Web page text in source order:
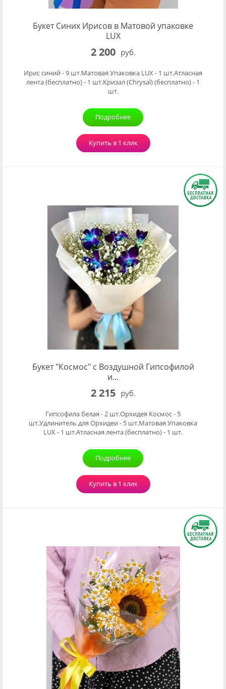
Букет Синих Ирисов в Матовой упаковке
LUX
2 200 руб.
Ирис синий - 9 шт.Матовая Упаковка LUX - 1 шт.Атласная
лента (бесплатно) - 1 шт.Кризал (Chrysal) (бесплатно) - 1
шт.
Подробнее
Купить в 1 клик
Букет "Космос" с Воздушной Гипсофилой
и...
2 215 руб.
Гипсофила белая - 2 шт.Орхидея Космос - 5
шт.Удлинитель для Орхидеи - 5 шт.Матовая Упаковка
LUX - 1 шт.Атласная лента (бесплатно) - 1 шт.
Подробнее
Купить в 1 клик